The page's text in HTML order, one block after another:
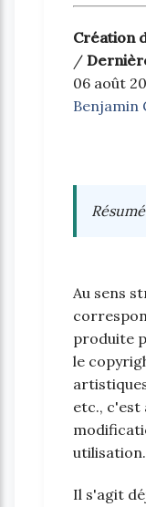
Création
/
06 août
Benjamin
Résumé
Au sens
produite
le
etc., c'est
utilisation.
Il s'agit